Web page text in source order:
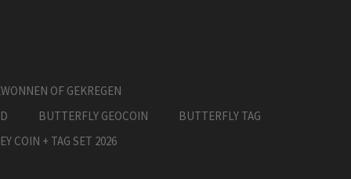
OF GEKREGEN
BUTTERFLY GEOCOIN
BUTTERFLY TAG
COIN + TAG SET 2026